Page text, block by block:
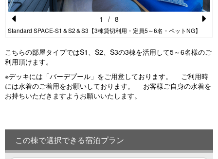
Pr
vi
o
u
s
Standard SPACE-S1＆S2＆S3【3棟貸切利用・定員5～6名・ペットNG】
xt
1 / 8
こちらの部屋タイプではS1、S2、S3の3棟を活用して5～6名様のご
利用頂けます。
※デッキには「バーデプール」をご用意しております。 ご利用時
には水着のご着用をお願いしております。 お客様ご自身の水着を
お持ちいただきますようお願いいたします。
この棟で選択できる宿泊プラン